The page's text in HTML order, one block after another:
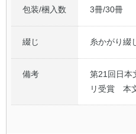
包装/梱入数 3冊/30冊
綴じ 糸かがり綴
備考
第21回日本
リ受賞 本